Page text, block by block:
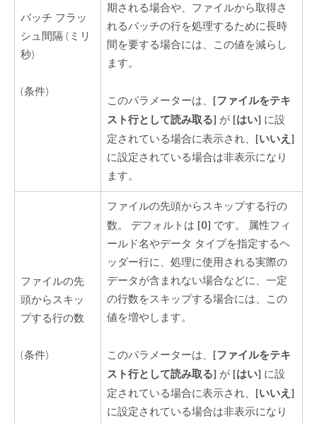
バッチ フラッ
シュ間隔 (ミリ
秒)
(条件)
期される場合や、ファイルから取得さ
れるバッチの行を処理するために長時
間を要する場合には、この値を減らし
ます。
このパラメーターは、 [ファイルをテキ
スト行として読み取る] が [はい] に設
定されている場合に表示され、 [いいえ]
に設定されている場合は非表示になり
ます。
ファイルの先
頭からスキッ
プする行の数
(条件)
ファイルの先頭からスキップする行の
数。 デフォルトは [0] です。 属性フィ
ールド名やデータ タイプを指定するヘ
ッダー行に、処理に使用される実際の
データが含まれない場合などに、一定
の行数をスキップする場合には、この
値を増やします。
このパラメーターは、 [ファイルをテキ
スト行として読み取る] が [はい] に設
定されている場合に表示され、 [いいえ]
に設定されている場合は非表示になり